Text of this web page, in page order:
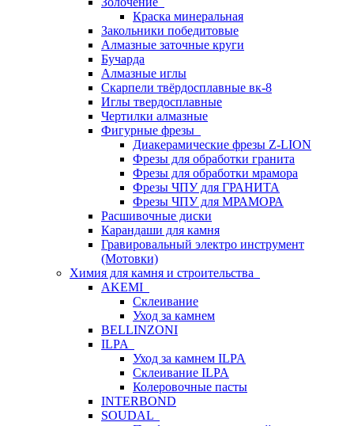
Краска минеральная
Закольники победитовые
Алмазные заточные круги
Бучарда
Алмазные иглы
Скарпели твёрдосплавные вк-8
Иглы твердосплавные
Чертилки алмазные
Фигурные фрезы
Диакерамические фрезы Z-LION
Фрезы для обработки гранита
Фрезы для обработки мрамора
Фрезы ЧПУ для ГРАНИТА
Фрезы ЧПУ для МРАМОРА
Расшивочные диски
Карандаши для камня
Гравировальный электро инструмент
(Мотовки)
Химия для камня и строительства
AKEMI
Склеивание
Уход за камнем
BELLINZONI
ILPA
Уход за камнем ILPA
Склеивание ILPA
Колеровочные пасты
INTERBOND
SOUDAL